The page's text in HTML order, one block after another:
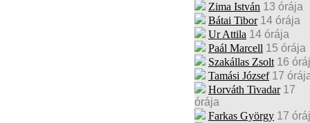
Zima István 13 órája
Bátai Tibor 14 órája
Ur Attila 14 órája
Paál Marcell 15 órája
Szakállas Zsolt 16
Tamási József 17
Horváth Tivadar 17
órája
Farkas György 17